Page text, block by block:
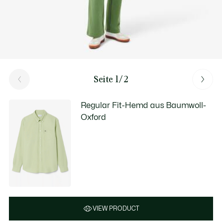
Seite 1/2
Regular Fit-Hemd aus Baumwoll-
Oxford
VIEW PRODUCT